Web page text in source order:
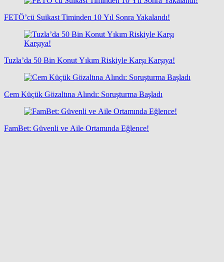
FETÖ’cü Suikast Timinden 10 Yıl Sonra Yakalandı!
Tuzla’da 50 Bin Konut Yıkım Riskiyle Karşı Karşıya!
Cem Küçük Gözaltına Alındı: Soruşturma Başladı
FamBet: Güvenli ve Aile Ortamında Eğlence!